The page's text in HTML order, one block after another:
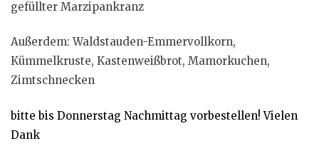
gefüllter Marzipankranz
Außerdem: Waldstauden-Emmervollkorn,
Kümmelkruste, Kastenweißbrot, Mamorkuchen,
Zimtschnecken
bitte bis Donnerstag Nachmittag vorbestellen! Vielen
Dank